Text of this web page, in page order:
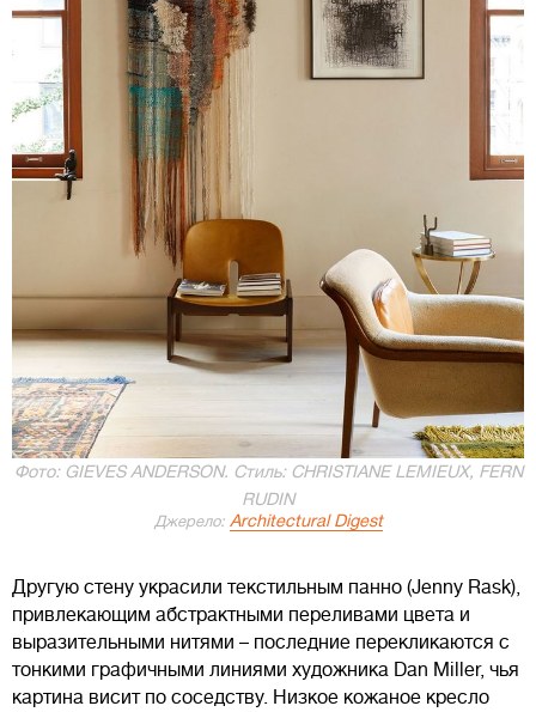
Фото: GIEVES ANDERSON. Стиль: CHRISTIANE LEMIEUX, FERN
RUDIN
Джерело: Architectural Digest
Другую стену украсили текстильным панно (Jenny Rask),
привлекающим абстрактными переливами цвета и
выразительными нитями – последние перекликаются с
тонкими графичными линиями художника Dan Miller, чья
картина висит по соседству. Низкое кожаное кресло